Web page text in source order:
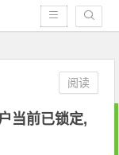
当前已锁定,
阅读